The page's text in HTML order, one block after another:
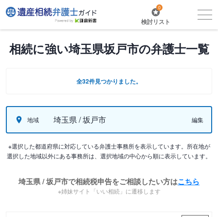
0
検討リスト
相続に強い埼玉県坂戸市の弁護士一覧
全32件見つかりました。
地域 埼玉県 / 坂戸市 編集
※選択した都道府県に対応している弁護士事務所を表示しています。所在地が
選択した地域以外にある事務所は、選択地域の中心から順に表示しています。
埼玉県 / 坂戸市で相続税申告をご相談したい方はこちら
※姉妹サイト「いい相続」に遷移します